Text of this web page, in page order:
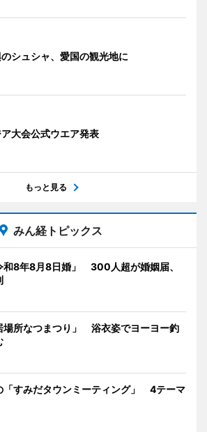
シュシャ、愛国の観光地に
ア大会公式ウエア発表
もっと見る
みん経トピックス
和8年8月8日婚」 300人超が婚姻届、
場所なつまつり」 浴衣姿でヨーヨー釣
「すみだタウンミーティング」 4テーマ